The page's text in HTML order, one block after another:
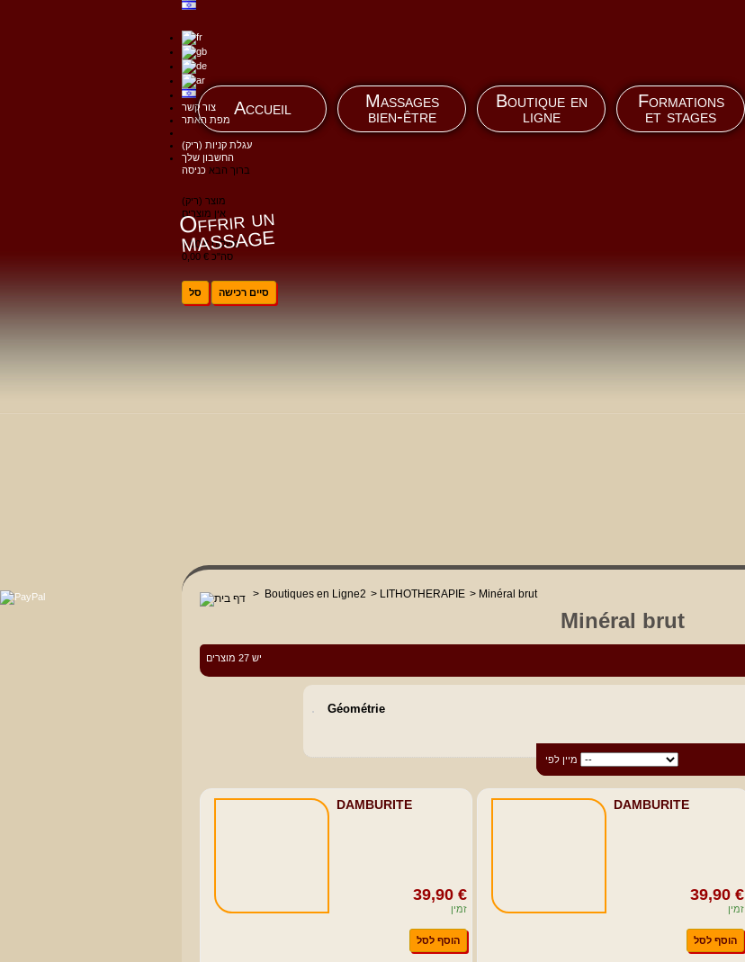
Accueil Massages
bien-être
Boutique en
ligne
Formations
et stages
Offrir un
massage
צור קשר
מפת האתר
עגלת קניות (ריק)
החשבון שלך
ברוך הבא כניסה
מוצר (ריק)
אין מוצרים
0,00 € משלוח
0,00 € סה"כ
סל סיים רכישה
> Boutiques en Ligne2 > LITHOTHERAPIE > Minéral brut
Minéral brut
יש 27 מוצרים
Géométrie
DAMBURITE
39,90 €
זמין
הוסף לסל
DAMBURITE
39,90 €
זמין
הוסף לסל
מיין לפי